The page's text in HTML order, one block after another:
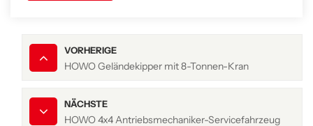
VORHERIGE
HOWO Geländekipper mit 8-Tonnen-Kran
NÄCHSTE
HOWO 4x4 Antriebsmechaniker-Servicefahrzeug